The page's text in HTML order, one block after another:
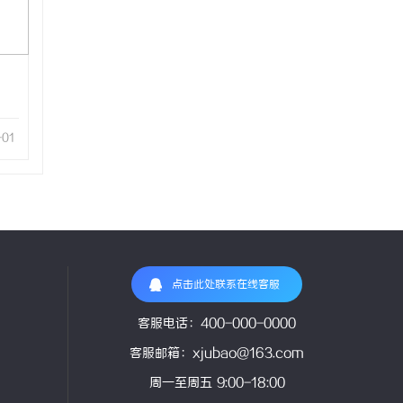
点击此处联系在线客服
客服电话：400-000-0000
客服邮箱：xjubao@163.com
周一至周五 9:00-18:00